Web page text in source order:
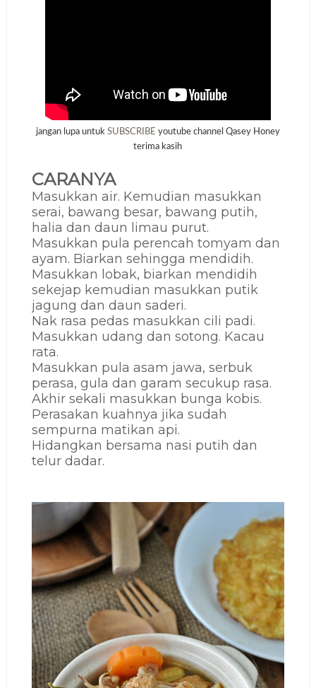
jangan lupa untuk SUBSCRIBE youtube channel Qasey Honey
terima kasih
CARANYA
Masukkan air. Kemudian masukkan
serai, bawang besar, bawang putih,
halia dan daun limau purut.
Masukkan pula perencah tomyam dan
ayam. Biarkan sehingga mendidih.
Masukkan lobak, biarkan mendidih
sekejap kemudian masukkan putik
jagung dan daun saderi.
Nak rasa pedas masukkan cili padi.
Masukkan udang dan sotong. Kacau
rata.
Masukkan pula asam jawa, serbuk
perasa, gula dan garam secukup rasa.
Akhir sekali masukkan bunga kobis.
Perasakan kuahnya jika sudah
sempurna matikan api.
Hidangkan bersama nasi putih dan
telur dadar.